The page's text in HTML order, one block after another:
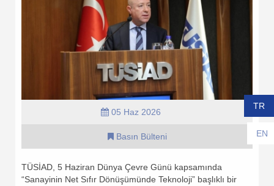
TR
EN
05 Haz 2026
Basın Bülteni
TÜSİAD, 5 Haziran Dünya Çevre Günü kapsamında
“Sanayinin Net Sıfır Dönüşümünde Teknoloji” başlıklı bir